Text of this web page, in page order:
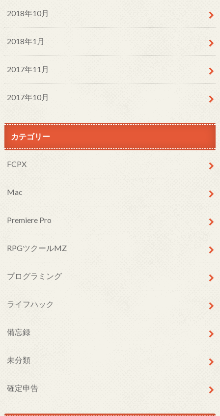
2018年10月
2018年1月
2017年11月
2017年10月
カテゴリー
FCPX
Mac
Premiere Pro
RPGツクールMZ
プログラミング
ライフハック
備忘録
未分類
確定申告